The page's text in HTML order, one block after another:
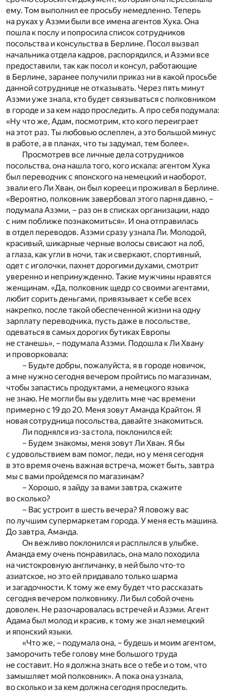
ему. Том выполнил ее просьбу немедленно. Теперь
на руках у Азэми были все имена агентов Хука. Она
пошла к послу и попросила список сотрудников
посольства и консульства в Берлине. Посол вызвал
начальника отдела кадров, распорядился, и Азэми все
предоставили, так как посол и консул, работающие
в Берлине, заранее получили приказ ни в какой просьбе
данной сотруднице не отказывать. Через пять минут
Азэми уже знала, кто будет связываться с полковником
в городе и за кем надо проследить. А про себя подумала:
«Ну что же, Адам, посмотрим, кто кого переиграет
на этот раз. Ты любовью ослеплен, а это большой минус
в работе, а в планах, что ты задумал, тем более».
Просмотрев все личные дела сотрудников
посольства, она нашла того, кого искала: агентом Хука
был переводчик с японского на немецкий и наоборот,
звали его Ли Хван, он был кореец и проживал в Берлине.
«Вероятно, полковник завербовал этого парня давно, –
подумала Азэми, – раз он в списках организации, надо
с ним поближе познакомиться». И она отправилась
в отдел переводов. Азэми сразу узнала Ли. Молодой,
красивый, шикарные черные волосы свисают на лоб,
а глаза, как угли в ночи, так и сверкают, спортивный,
одет с иголочки, пахнет дорогими духами, смотрит
уверенно и непринужденно. Такие мужчины нравятся
женщинам. «Да, полковник щедр со своими агентами,
любит сорить деньгами, привязывает к себе всех
накрепко, после такой обеспеченной жизни на одну
зарплату переводчика, пусть даже в посольстве,
одеваться в самых дорогих бутиках Европы
не станешь», – подумала Азэми. Подошла к Ли Хвану
и проворковала:
– Будьте добры, пожалуйста, я в городе новичок,
а мне нужно сегодня вечером пройтись по магазинам,
чтобы запастись продуктами, а немецкого языка
не знаю. Не могли бы вы уделить мне час времени
примерно с 19 до 20. Меня зовут Аманда Крайтон. Я
новая сотрудница посольства, давайте знакомиться.
Ли поднялся из-за стола, поклонился ей:
– Будем знакомы, меня зовут Ли Хван. Я бы
с удовольствием вам помог, леди, но у меня сегодня
в это время очень важная встреча, может быть, завтра
мы с вами пройдемся по магазинам?
– Хорошо, я зайду за вами завтра, скажите
во сколько?
– Вас устроит в шесть вечера? Я повожу вас
по лучшим супермаркетам города. У меня есть машина.
До завтра, Аманда.
Он вежливо поклонился и расплылся в улыбке.
Аманда ему очень понравилась, она мало походила
на чистокровную англичанку, в ней было что-то
азиатское, но это ей придавало только шарма
и загадочности. К тому же ему будет что рассказать
сегодня вечером полковнику. Ли был собой очень
доволен. Не разочаровалась встречей и Азэми. Агент
Адама был молод и красив, к тому же знал немецкий
и японский языки.
«Что же, – подумала она, – будешь и моим агентом,
заморочить тебе голову мне большого труда
не составит. Но я должна знать все о тебе и о том, что
замышляет мой полковник». А пока она узнала,
во сколько и за кем должна сегодня проследить.